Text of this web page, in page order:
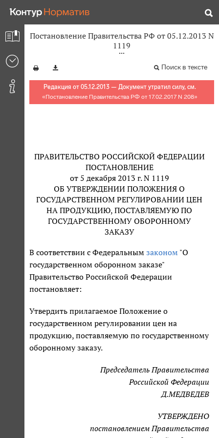
Постановление Правительства РФ от 05.12.2013 N
1119
Поиск в тексте
Редакция от 05.12.2013 — Документ утратил силу, см.
«Постановление Правительства РФ от 17.02.2017 N 208»
ПРАВИТЕЛЬСТВО РОССИЙСКОЙ ФЕДЕРАЦИИ
ПОСТАНОВЛЕНИЕ
от 5 декабря 2013 г. N 1119
ОБ УТВЕРЖДЕНИИ ПОЛОЖЕНИЯ О
ГОСУДАРСТВЕННОМ РЕГУЛИРОВАНИИ ЦЕН
НА ПРОДУКЦИЮ, ПОСТАВЛЯЕМУЮ ПО
ГОСУДАРСТВЕННОМУ ОБОРОННОМУ
ЗАКАЗУ
В соответствии с Федеральным законом "О
государственном оборонном заказе"
Правительство Российской Федерации
постановляет:
Утвердить прилагаемое Положение о
государственном регулировании цен на
продукцию, поставляемую по государственному
оборонному заказу.
Председатель Правительства
Российской Федерации
Д.МЕДВЕДЕВ
УТВЕРЖДЕНО
постановлением Правительства